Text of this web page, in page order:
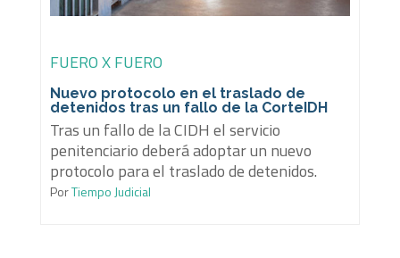
FUERO X FUERO
Nuevo protocolo en el traslado de
detenidos tras un fallo de la CorteIDH
Tras un fallo de la CIDH el servicio
penitenciario deberá adoptar un nuevo
protocolo para el traslado de detenidos.
PorTiempo Judicial